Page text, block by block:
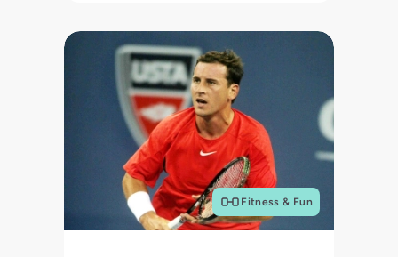
Fitness & Fun